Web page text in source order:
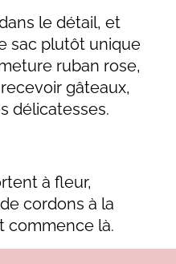
le détail, et
sac plutôt unique
ruban rose,
gâteaux,
délicatesses.
à fleur,
cordons à la
commence là.